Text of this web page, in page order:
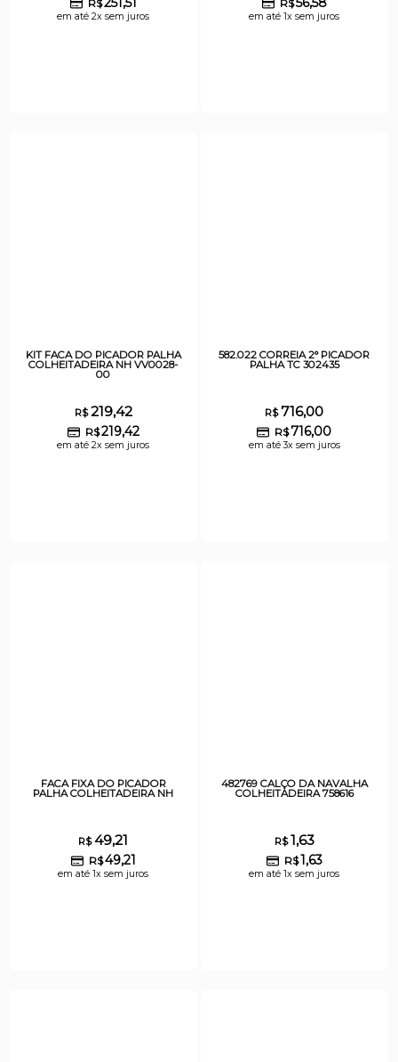
R$
em até 2x sem juros
R$
em até 1x sem juros
KIT FACA DO PICADOR PALHA
COLHEITADEIRA NH VV0028-
00
R$219,42
R$219,42
em até 2x sem juros
582.022 CORREIA 2° PICADOR
PALHA TC 302435
R$716,00
R$716,00
em até 3x sem juros
FACA FIXA DO PICADOR
PALHA COLHEITADEIRA NH
R$49,21
R$49,21
em até 1x sem juros
482769 CALÇO DA NAVALHA
COLHEITADEIRA 758616
R$1,63
R$1,63
em até 1x sem juros